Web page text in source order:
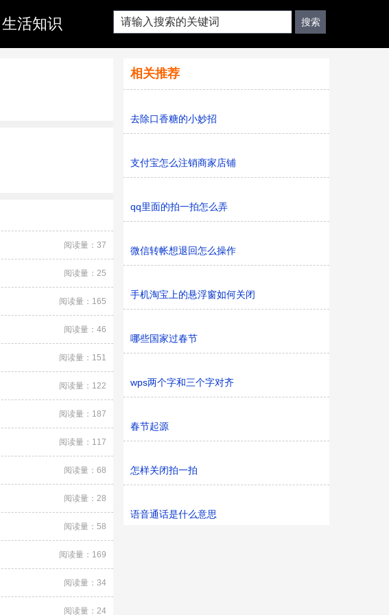
生活知识
阅读量：37
阅读量：25
阅读量：165
阅读量：46
阅读量：151
阅读量：122
阅读量：187
阅读量：117
阅读量：68
阅读量：28
阅读量：58
阅读量：169
阅读量：34
阅读量：24
相关推荐
去除口香糖的小妙招
支付宝怎么注销商家店铺
qq里面的拍一拍怎么弄
微信转帐想退回怎么操作
手机淘宝上的悬浮窗如何关闭
哪些国家过春节
wps两个字和三个字对齐
春节起源
怎样关闭拍一拍
语音通话是什么意思